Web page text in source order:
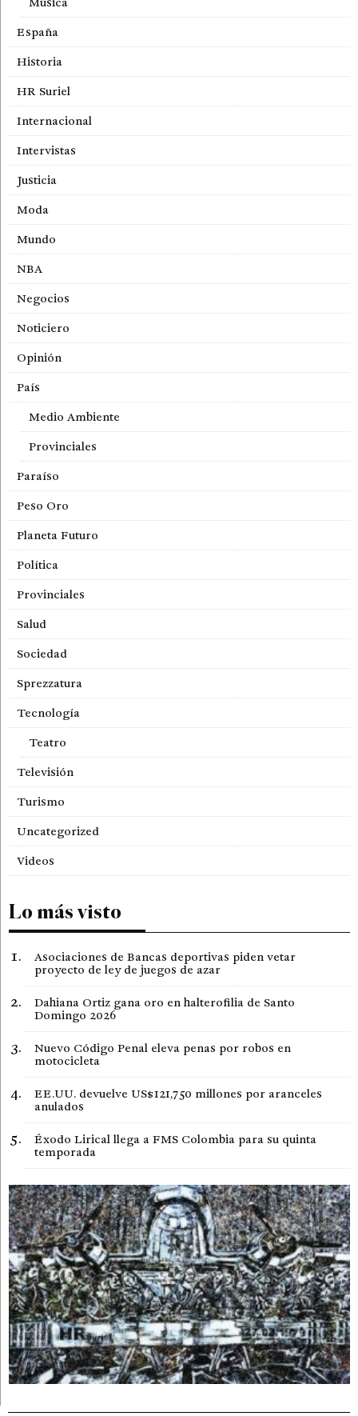
España
Historia
HR Suriel
Internacional
Intervistas
Justicia
Moda
Mundo
NBA
Negocios
Noticiero
Opinión
País
Medio Ambiente
Provinciales
Paraíso
Peso Oro
Planeta Futuro
Política
Provinciales
Salud
Sociedad
Sprezzatura
Tecnología
Teatro
Televisión
Turismo
Uncategorized
Videos
Lo más visto
Asociaciones de Bancas deportivas piden vetar
proyecto de ley de juegos de azar
Dahiana Ortiz gana oro en halterofilia de Santo
Domingo 2026
Nuevo Código Penal eleva penas por robos en
motocicleta
EE.UU. devuelve US$121,750 millones por aranceles
anulados
Éxodo Lirical llega a FMS Colombia para su quinta
temporada